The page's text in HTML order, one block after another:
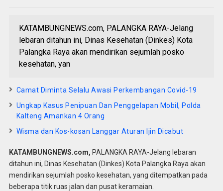
KATAMBUNGNEWS.com, PALANGKA RAYA-Jelang
lebaran ditahun ini, Dinas Kesehatan (Dinkes) Kota
Palangka Raya akan mendirikan sejumlah posko
kesehatan, yan
Camat Diminta Selalu Awasi Perkembangan Covid-19
Ungkap Kasus Penipuan Dan Penggelapan Mobil, Polda
Kalteng Amankan 4 Orang
Wisma dan Kos-kosan Langgar Aturan Ijin Dicabut
KATAMBUNGNEWS.com, PALANGKA RAYA-Jelang lebaran
ditahun ini, Dinas Kesehatan (Dinkes) Kota Palangka Raya akan
mendirikan sejumlah posko kesehatan, yang ditempatkan pada
beberapa titik ruas jalan dan pusat keramaian.